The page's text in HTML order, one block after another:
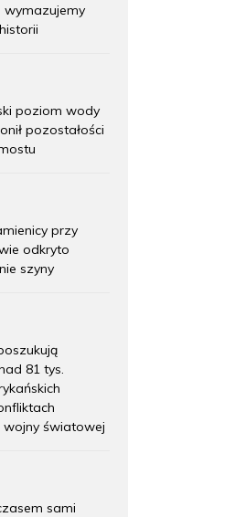
wymazujemy
poziom wody
pozostałości
przy
odkryto
szyny
81 tys.
wojny światowej
sami